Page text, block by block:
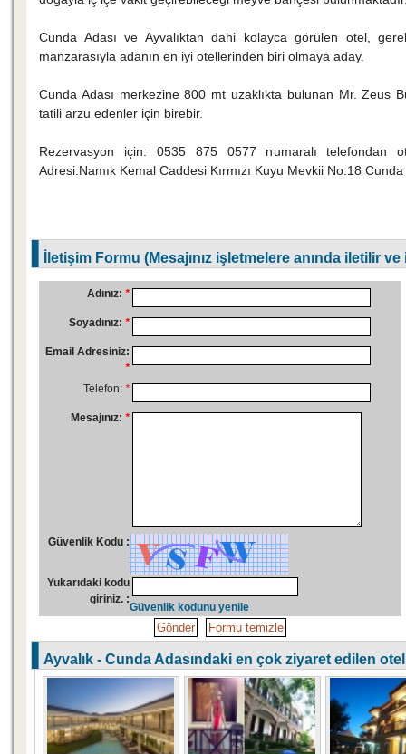
Cunda Adası ve Ayvalıktan dahi kolayca görülen otel,
manzarasıyla adanın en iyi otellerinden biri olmaya aday.
Cunda Adası merkezine 800 mt uzaklıkta bulunan Mr. Zeus
tatili arzu edenler için birebir.
Rezervasyon için: 0535 875 0577 numaralı telefondan
Adresi:Namık Kemal Caddesi Kırmızı Kuyu Mevkii No:18 Cunda
İletişim Formu (Mesajınız işletmelere anında iletilir
Adınız: *
Soyadınız: *
Email Adresiniz:
*
Telefon: *
Mesajınız: *
Güvenlik Kodu :
Yukarıdaki kodu
giriniz. :
Güvenlik kodunu yenile
Ayvalık - Cunda Adasındaki en çok ziyaret edilen